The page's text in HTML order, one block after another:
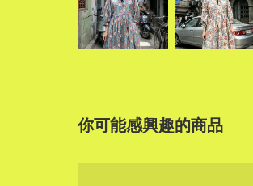
你可能感興趣的商品